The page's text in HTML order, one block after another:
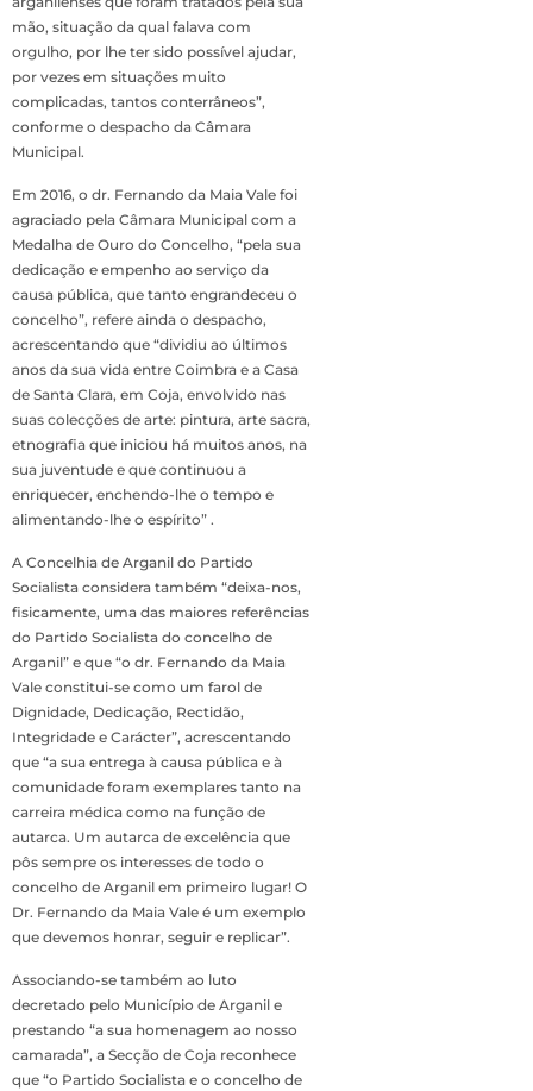
mão, situação da qual falava com
orgulho, por lhe ter sido possível ajudar,
por vezes em situações muito
complicadas, tantos conterrâneos”,
conforme o despacho da Câmara
Municipal.
Em 2016, o dr. Fernando da Maia Vale foi
agraciado pela Câmara Municipal com a
Medalha de Ouro do Concelho, “pela sua
dedicação e empenho ao serviço da
causa pública, que tanto engrandeceu o
concelho”, refere ainda o despacho,
acrescentando que “dividiu ao últimos
anos da sua vida entre Coimbra e a Casa
de Santa Clara, em Coja, envolvido nas
suas colecções de arte: pintura, arte sacra,
etnografia que iniciou há muitos anos, na
sua juventude e que continuou a
enriquecer, enchendo-lhe o tempo e
alimentando-lhe o espírito” .
A Concelhia de Arganil do Partido
Socialista considera também “deixa-nos,
fisicamente, uma das maiores referências
do Partido Socialista do concelho de
Arganil” e que “o dr. Fernando da Maia
Vale constitui-se como um farol de
Dignidade, Dedicação, Rectidão,
Integridade e Carácter”, acrescentando
que “a sua entrega à causa pública e à
comunidade foram exemplares tanto na
carreira médica como na função de
autarca. Um autarca de excelência que
pôs sempre os interesses de todo o
concelho de Arganil em primeiro lugar! O
Dr. Fernando da Maia Vale é um exemplo
que devemos honrar, seguir e replicar”.
Associando-se também ao luto
decretado pelo Município de Arganil e
prestando “a sua homenagem ao nosso
camarada”, a Secção de Coja reconhece
que “o Partido Socialista e o concelho de